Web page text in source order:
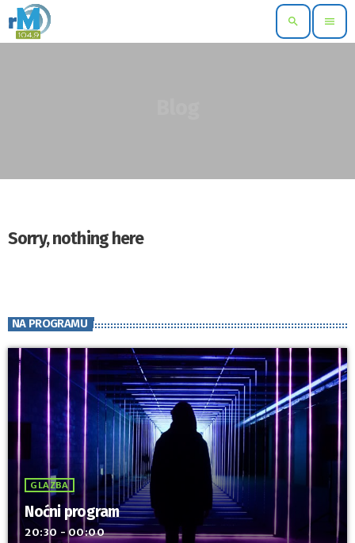
search menu
Sorry, nothing here
NA PROGRAMU
GLAZBA
Noćni program
20:30 - 00:00